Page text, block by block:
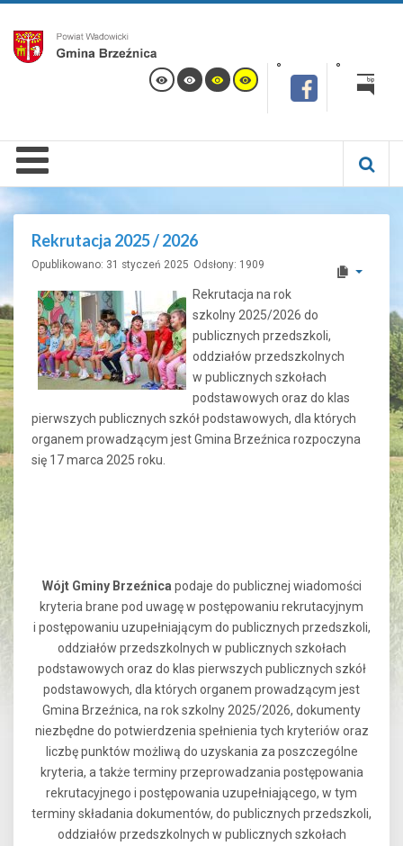
Rekrutacja 2025 / 2026
Opublikowano: 31 styczeń 2025 Odsłony: 1909
Rekrutacja na rok
szkolny 2025/2026 do
publicznych przedszkoli,
oddziałów przedszkolnych
w publicznych szkołach
podstawowych oraz do klas
pierwszych publicznych szkół podstawowych, dla których
organem prowadzącym jest Gmina Brzeźnica rozpoczyna
się 17 marca 2025 roku.
Wójt Gminy Brzeźnica podaje do publicznej wiadomości
kryteria brane pod uwagę w postępowaniu rekrutacyjnym
i postępowaniu uzupełniającym do publicznych przedszkoli,
oddziałów przedszkolnych w publicznych szkołach
podstawowych oraz do klas pierwszych publicznych szkół
podstawowych, dla których organem prowadzącym jest
Gmina Brzeźnica, na rok szkolny 2025/2026, dokumenty
niezbędne do potwierdzenia spełnienia tych kryteriów oraz
liczbę punktów możliwą do uzyskania za poszczególne
kryteria, a także terminy przeprowadzania postępowania
rekrutacyjnego i postępowania uzupełniającego, w tym
terminy składania dokumentów, do publicznych przedszkoli,
oddziałów przedszkolnych w publicznych szkołach